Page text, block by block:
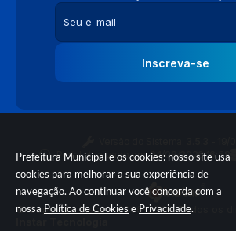
Prefeitura Municipal e os cookies: nosso site usa
cookies para melhorar a sua experiência de
navegação. Ao continuar você concorda com a
nossa Política de Cookies e Privacidade.
Inscreva-se
Portal atualizado em:04/08/2026 16:58
© Copyright Instar - 2006-2026. Todos os